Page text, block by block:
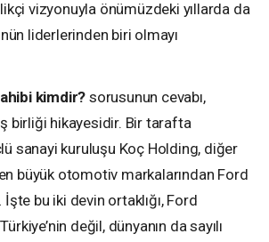
vizyonuyla önümüzdeki yıllarda da
liderlerinden biri olmayı
kimdir? sorusunun cevabı,
birliği hikayesidir. Bir tarafta
sanayi kuruluşu Koç Holding, diğer
büyük otomotiv markalarından Ford
bu iki devin ortaklığı, Ford
değil, dünyanın da sayılı